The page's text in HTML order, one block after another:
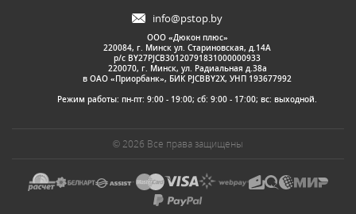
info@pstop.by
ООО «Дюкон плюс»
220084, г. Минск ул. Стариновская, д.14А
р/с BY27PJCB30120791831000000933
220070, г. Минск, ул. Радиальная д.38а
в ОАО «Приорбанк», БИК PJCBBY2X, УНП 193677992
Режим работы: пн-пт: 9:00 - 19:00; сб: 9:00 - 17:00; вс: выходной.
© 2026 Все права защищены